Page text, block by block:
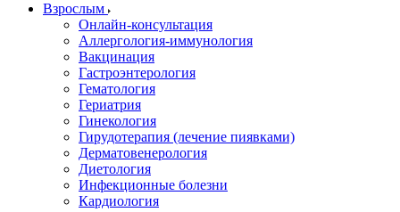
Взрослым
Онлайн-консультация
Аллергология-иммунология
Вакцинация
Гастроэнтерология
Гематология
Гериатрия
Гинекология
Гирудотерапия (лечение пиявками)
Дерматовенерология
Диетология
Инфекционные болезни
Кардиология